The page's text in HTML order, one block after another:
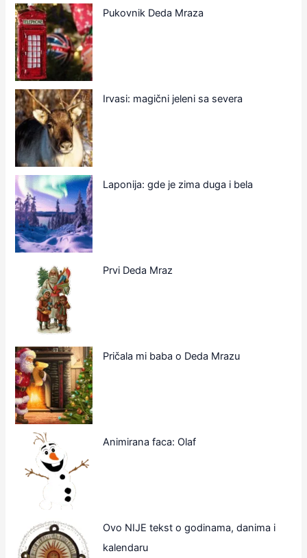
Pukovnik Deda Mraza
Irvasi: magični jeleni sa severa
Laponija: gde je zima duga i bela
Prvi Deda Mraz
Pričala mi baba o Deda Mrazu
Animirana faca: Olaf
Ovo NIJE tekst o godinama, danima i
kalendaru